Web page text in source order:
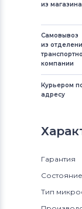
из магазина
Самовывоз
из
компании
Курьером
адресу
Гарантия
Состояние
Тип